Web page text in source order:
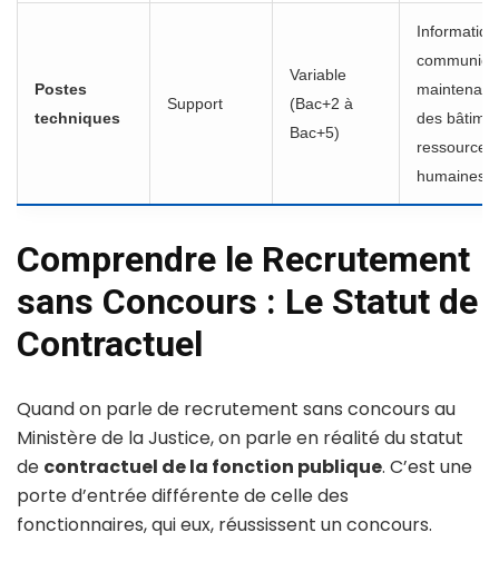
Postes
techniques
Support
Variable
(Bac+2 à
Bac+5)
des
ressources
humaines.
Comprendre le Recrutement
sans Concours : Le Statut de
Contractuel
Quand on parle de recrutement sans concours au
Ministère de la Justice, on parle en réalité du statut
de contractuel de la fonction publique. C’est une
porte d’entrée différente de celle des
fonctionnaires, qui eux, réussissent un concours.